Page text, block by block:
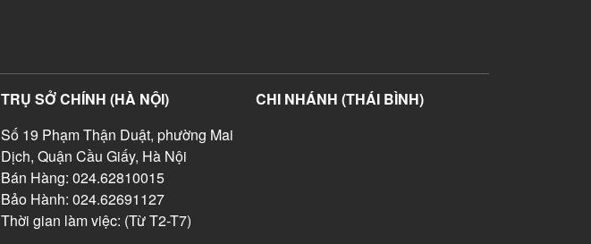
TRỤ SỞ CHÍNH (HÀ NỘI)
Số 19 Phạm Thận Duật, phường Mai
Dịch, Quận Cầu Giấy, Hà Nội
Bán Hàng: 024.62810015
Bảo Hành: 024.62691127
Thời gian làm việc: (Từ T2-T7)
CHI NHÁNH (THÁI BÌNH)